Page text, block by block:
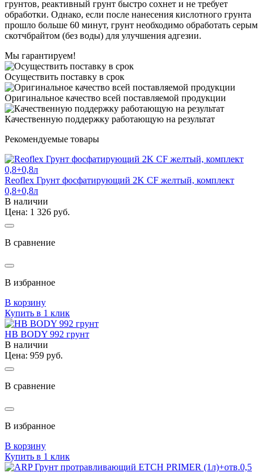
грунтов, реактивный грунт быстро сохнет и не требует
обработки. Однако, если после нанесения кислотного грунта
прошло больше 60 минут, грунт необходимо обработать серым
скотчбрайтом (без воды) для улучшения адгезии.
Мы гарантируем!
Осуществить поставку в срок
Оригинальное качество всей поставляемой продукции
Качественную поддержку работающую на результат
Рекомендуемые товары
Reoflex Грунт фосфатирующий 2K СF желтый, комплект
0,8+0,8л
В наличии
Цена: 1 326 руб.
В сравнение
В избранное
В корзину
Купить в 1 клик
HB BODY 992 грунт
В наличии
Цена: 959 руб.
В сравнение
В избранное
В корзину
Купить в 1 клик